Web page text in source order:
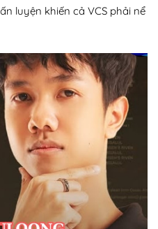
luyện khiến cả VCS phải nể